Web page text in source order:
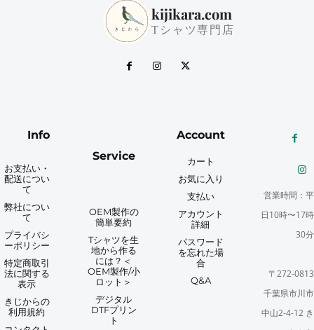
kijikara.com
Tシャツ専門店
Info
お支払い・
配送につい
て
弊社につい
て
プライバシ
ーポリシー
特定商取引
法に関する
表示
きじからの
利用規約
Service
OEM製作の
簡単要約
Tシャツを生
地から作る
には？＜
OEM製作/小
ロット＞
デジタル
DTFプリン
ト
Account
カート
お気に入り
支払い
アカウント
詳細
パスワード
を忘れた場
合
Q&A
営業時間：平
日10時〜17時
30分
〒272-0813
千葉県市川市
中山2-4-12 き